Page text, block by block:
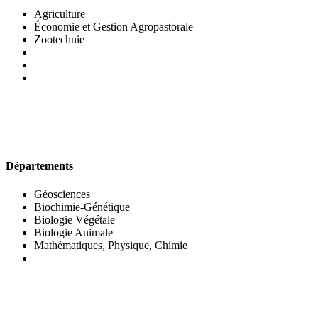
Agriculture
Économie et Gestion Agropastorale
Zootechnie
Départements
Géosciences
Biochimie-Génétique
Biologie Végétale
Biologie Animale
Mathématiques, Physique, Chimie